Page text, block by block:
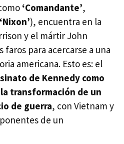
‘Comandante’,
‘Nixon’), encuentra en la
y el mártir John
para acercarse a una
americana. Esto es: el
de Kennedy como
transformación de un
de guerra, con Vietnam y
de un